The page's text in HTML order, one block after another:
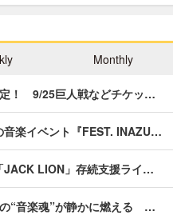
Monthly
！ 9/25巨人戦などチケッ…
音楽イベント『FEST. INAZU…
JACK LION」存続支援ライ…
“音楽魂”が静かに燃える …